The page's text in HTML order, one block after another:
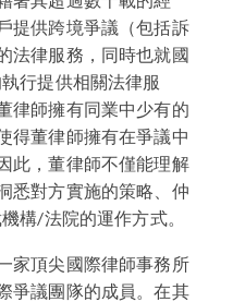
提供跨境爭議（包括訴
法律服務，同時也就國
行提供相關法律服
律師擁有同業中少有的
得董律師擁有在爭議中
此，董律師不僅能理解
悉對方實施的策略、仲
構/法院的運作方式。
家頂尖國際律師事務所
爭議團隊的成員。在其